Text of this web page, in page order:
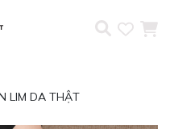
LIM DA THẬT